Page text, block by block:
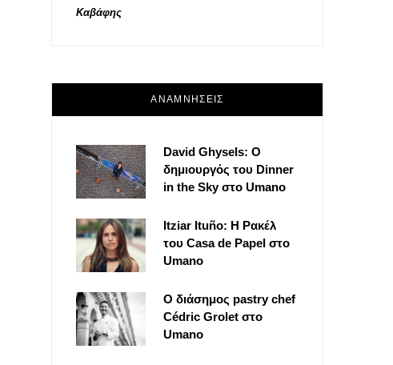
Καβάφης
ΑΝΑΜΝΗΣΕΙΣ
David Ghysels: Ο
δημιουργός του Dinner
in the Sky στο Umano
Itziar Ituño: Η Ρακέλ
του Casa de Papel στο
Umano
Ο διάσημος pastry chef
Cédric Grolet στο
Umano